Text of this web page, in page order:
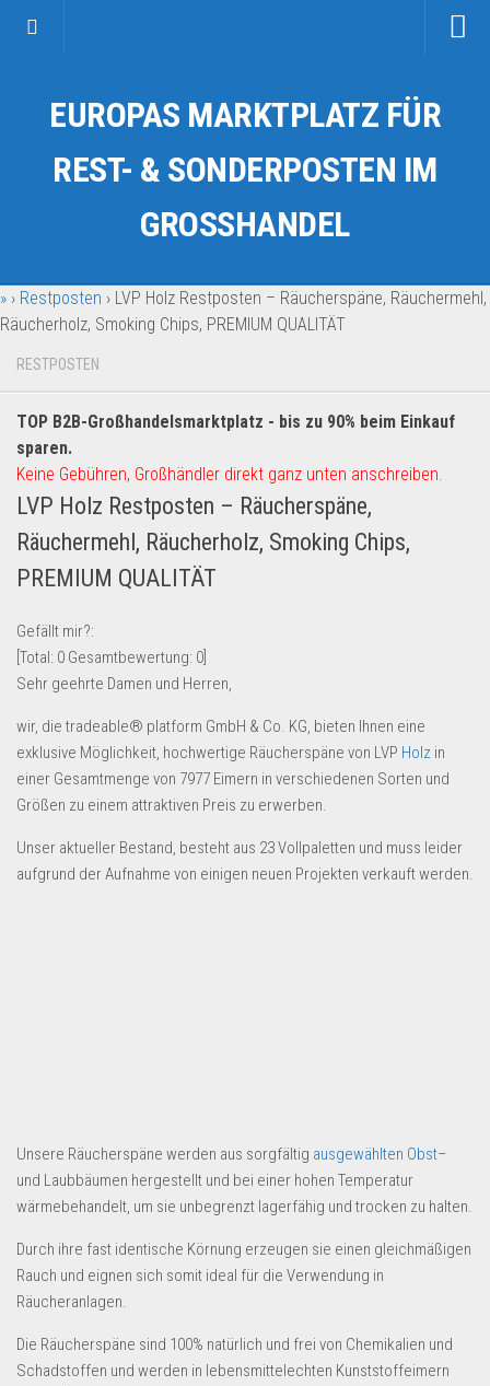
Kategorien
Auto & Motorrad
Fahrzeuge & Transport
Garten & Werkzeug
Geschäft, Büro & Schreibwaren
Geschenkartikel
Handy und Smartphone
Kosmetik & Pflege
Lebensmittel & Getränke
Multimedia & Elektro
Münzen
Spielzeug & Games
Schuhe & Accessoires
Uhren & Schmuck
Wohnen & Einrichten
Restposten-Angebote
Restposten für Privatpersonen
eBay Restposten kaufen
Lidl
Kostenlos verkaufen
Anmelden
Kostenlos Registrieren
Newsletter
EUROPAS MARKTPLATZ FÜR
REST- & SONDERPOSTEN IM
GROSSHANDEL
» › Restposten › LVP Holz Restposten – Räucherspäne, Räuchermehl,
Räucherholz, Smoking Chips, PREMIUM QUALITÄT
RESTPOSTEN
TOP B2B-Großhandelsmarktplatz - bis zu 90% beim Einkauf
sparen.
Keine Gebühren, Großhändler direkt ganz unten anschreiben.
LVP Holz Restposten – Räucherspäne,
Räuchermehl, Räucherholz, Smoking Chips,
PREMIUM QUALITÄT
Gefällt mir?:
[Total: 0 Gesamtbewertung: 0
Sehr geehrte Damen und Herren,
wir, die tradeable® platform GmbH & Co. KG, bieten Ihnen eine
exklusive Möglichkeit, hochwertige Räucherspäne von LVP Holz in
einer Gesamtmenge von 7977 Eimern in verschiedenen Sorten und
Größen zu einem attraktiven Preis zu erwerben.
Unser aktueller Bestand, besteht aus 23 Vollpaletten und muss leider
aufgrund der Aufnahme von einigen neuen Projekten verkauft werden.
Unsere Räucherspäne werden aus sorgfältig ausgewählten Obst–
und Laubbäumen hergestellt und bei einer hohen Temperatur
wärmebehandelt, um sie unbegrenzt lagerfähig und trocken zu halten.
Durch ihre fast identische Körnung erzeugen sie einen gleichmäßigen
Rauch und eignen sich somit ideal für die Verwendung in
Räucheranlagen.
Die Räucherspäne sind 100% natürlich und frei von Chemikalien und
Schadstoffen und werden in lebensmittelechten Kunststoffeimern